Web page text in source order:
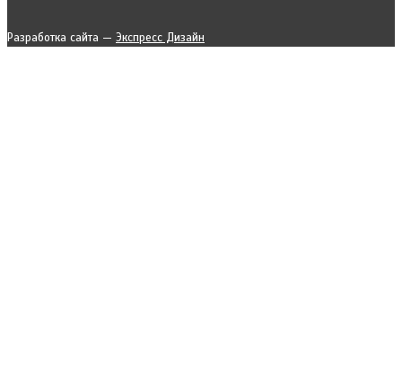
Разработка сайта — Экспресс Дизайн